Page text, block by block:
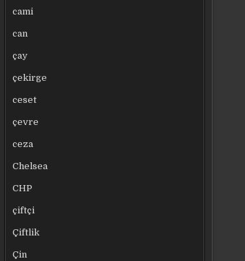
cami
can
çay
çekirge
ceset
çevre
ceza
Chelsea
CHP
çiftçi
Çiftlik
Çin